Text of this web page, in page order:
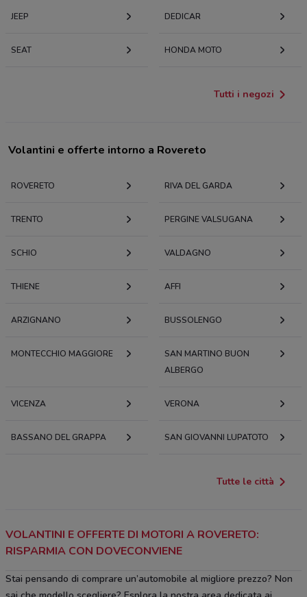
JEEP DEDICAR
SEAT HONDA MOTO
Tutti i negozi
Volantini e offerte intorno a Rovereto
ROVERETO RIVA DEL GARDA
TRENTO PERGINE VALSUGANA
SCHIO VALDAGNO
THIENE AFFI
ARZIGNANO BUSSOLENGO
MONTECCHIO MAGGIORE
SAN MARTINO BUON
ALBERGO
VICENZA VERONA
BASSANO DEL GRAPPA SAN GIOVANNI LUPATOTO
Tutte le città
VOLANTINI E OFFERTE DI MOTORI A ROVERETO:
RISPARMIA CON DOVECONVIENE
Stai pensando di comprare un’automobile al migliore prezzo? Non